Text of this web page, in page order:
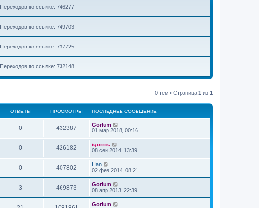
Переходов по ссылке: 746277
Переходов по ссылке: 749703
Переходов по ссылке: 737725
Переходов по ссылке: 732148
0 тем • Страница 1 из 1
ОТВЕТЫ ПРОСМОТРЫ ПОСЛЕДНЕЕ СООБЩЕНИЕ
0 432387
Gorlum
01 мар 2018, 00:16
0 426182
igorrnc
08 сен 2014, 13:39
0 407802
Han
02 фев 2014, 08:21
3 469873
Gorlum
08 апр 2013, 22:39
Gorlum